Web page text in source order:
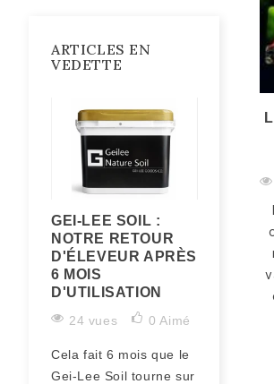
ARTICLES EN
VEDETTE
GEI-LEE SOIL :
NOTRE RETOUR
D'ÉLEVEUR APRÈS
6 MOIS
D'UTILISATION
24 vues 0 Aimé
Cela fait 6 mois que le
Gei-Lee Soil tourne sur
LA
RING